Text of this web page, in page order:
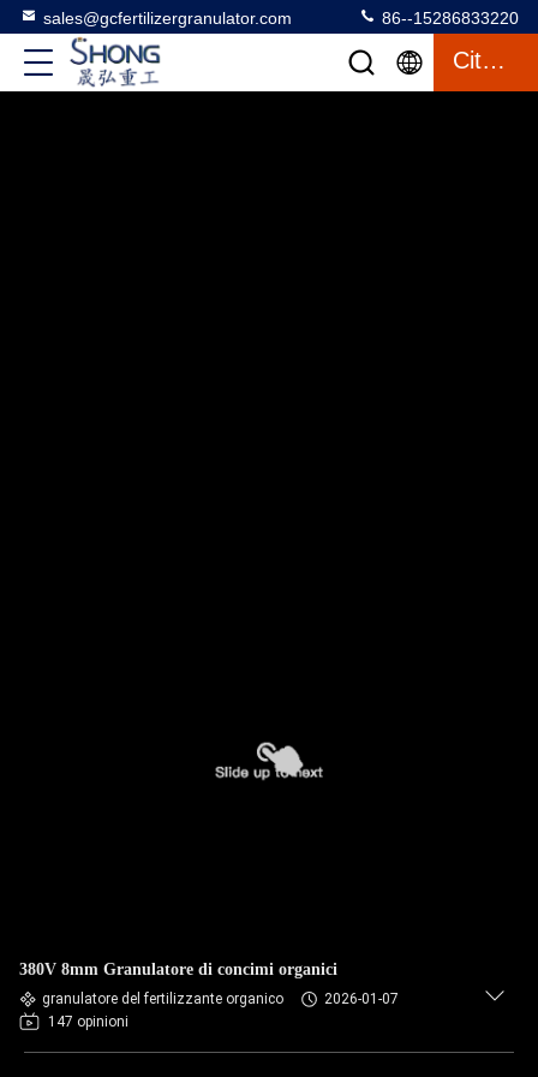
sales@gcfertilizergranulator.com 86--15286833220
Citazione
380V 8mm Granulatore di concimi organici
granulatore del fertilizzante organico
2026-01-07
147 opinioni